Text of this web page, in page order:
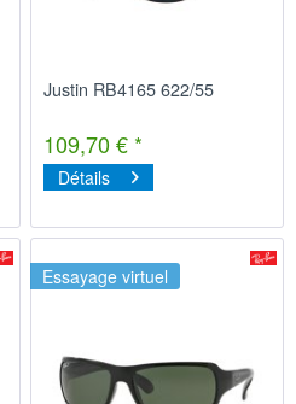
Justin RB4165 622/55
109,70 € *
Détails
Essayage virtuel